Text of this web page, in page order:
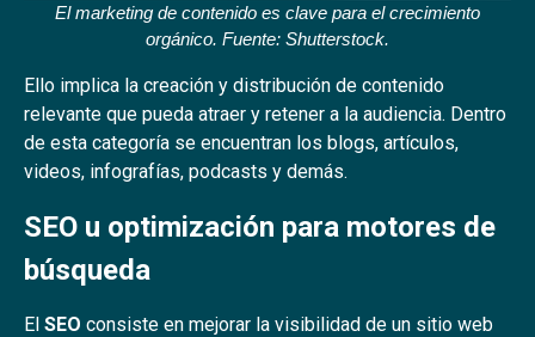
El marketing de contenido es clave para el crecimiento
orgánico. Fuente: Shutterstock.
Ello implica la creación y distribución de contenido
relevante que pueda atraer y retener a la audiencia. Dentro
de esta categoría se encuentran los blogs, artículos,
videos, infografías, podcasts y demás.
SEO u optimización para motores de
búsqueda
El SEO consiste en mejorar la visibilidad de un sitio web